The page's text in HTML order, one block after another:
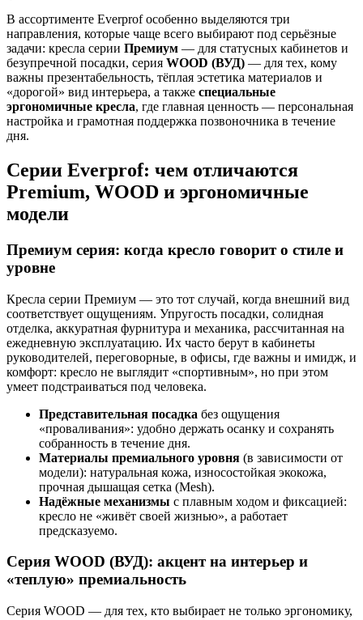
В ассортименте Everprof особенно выделяются три
направления, которые чаще всего выбирают под серьёзные
задачи: кресла серии Премиум — для статусных кабинетов и
безупречной посадки, серия WOOD (ВУД) — для тех, кому
важны презентабельность, тёплая эстетика материалов и
«дорогой» вид интерьера, а также специальные
эргономичные кресла, где главная ценность — персональная
настройка и грамотная поддержка позвоночника в течение
дня.
Серии Everprof: чем отличаются
Premium, WOOD и эргономичные
модели
Премиум серия: когда кресло говорит о стиле и
уровне
Кресла серии Премиум — это тот случай, когда внешний вид
соответствует ощущениям. Упругость посадки, солидная
отделка, аккуратная фурнитура и механика, рассчитанная на
ежедневную эксплуатацию. Их часто берут в кабинеты
руководителей, переговорные, в офисы, где важны и имидж, и
комфорт: кресло не выглядит «спортивным», но при этом
умеет подстраиваться под человека.
Представительная посадка без ощущения
«проваливания»: удобно держать осанку и сохранять
собранность в течение дня.
Материалы премиального уровня (в зависимости от
модели): натуральная кожа, износостойкая экокожа,
прочная дышащая сетка (Mesh).
Надёжные механизмы с плавным ходом и фиксацией:
кресло не «живёт своей жизнью», а работает
предсказуемо.
Серия WOOD (ВУД): акцент на интерьер и
«теплую» премиальность
Серия WOOD — для тех, кто выбирает не только эргономику,